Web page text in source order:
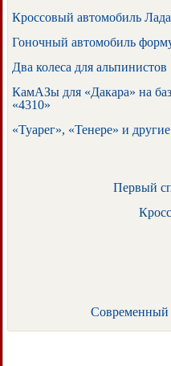
Кроссовый автомобиль
Гоночный автомобиль
Два колеса для альпинистов
КамАЗы для «Дакара» на
«4310»
«Туарег», «Тенере» и
Первый
Современный